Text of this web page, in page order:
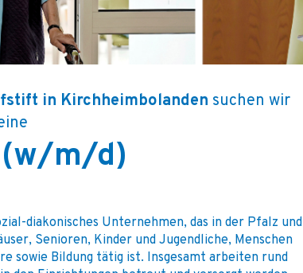
in Kirchheimbolanden suchen wir
m/d)
diakonisches Unternehmen, das in der Pfalz und
Senioren, Kinder und Jugendliche, Menschen
sowie Bildung tätig ist. Insgesamt arbeiten rund